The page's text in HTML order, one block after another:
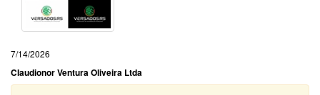
7/14/2026
Claudionor Ventura Oliveira Ltda